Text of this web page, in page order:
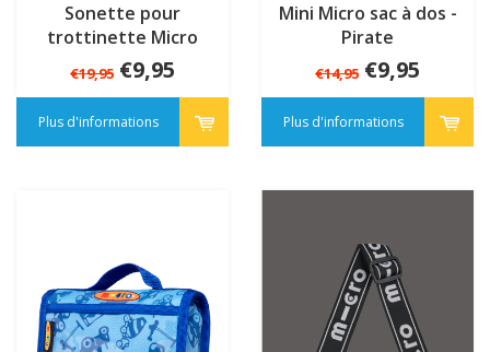
Sonette pour
trottinette Micro
€19,95 €9,95
Plus d'informations
Mini Micro sac à dos -
Pirate
€14,95 €9,95
Plus d'informations